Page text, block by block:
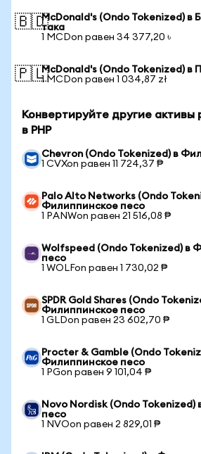
🇧🇩McDonald's (Ondo Tokenized) в
така
1 MCDon равен 34 377,20 ৳
🇵🇱McDonald's (Ondo Tokenized) в
1 MCDon равен 1 034,87 zł
Конвертируйте другие активы
в PHP
Chevron (Ondo Tokenized) в
1 CVXon равен 11 724,37 ₱
Palo Alto Networks (Ondo
Филиппинское песо
1 PANWon равен 21 516,08 ₱
Wolfspeed (Ondo Tokenized) в
песо
1 WOLFon равен 1 730,02 ₱
SPDR Gold Shares (Ondo
Филиппинское песо
1 GLDon равен 23 602,70 ₱
Procter & Gamble (Ondo
Филиппинское песо
1 PGon равен 9 101,04 ₱
Novo Nordisk (Ondo
песо
1 NVOon равен 2 829,01 ₱